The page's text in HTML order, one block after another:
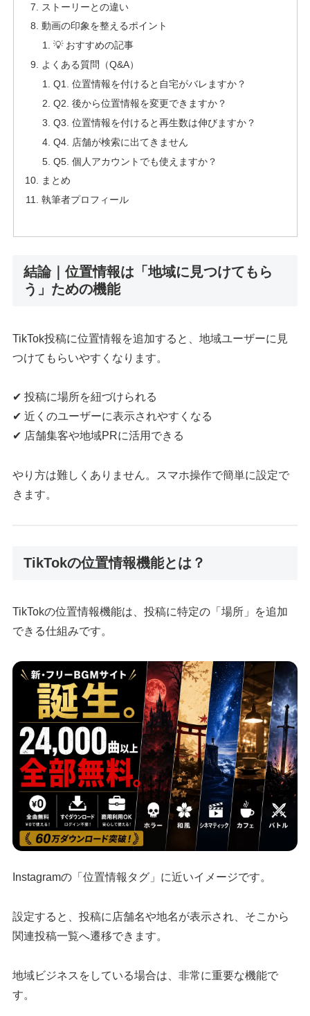
ストーリーとの違い
動画の印象を整えるポイント
💡 おすすめの記事
よくある質問（Q&A）
Q1. 位置情報を付けると自宅がバレますか？
Q2. 後から位置情報を変更できますか？
Q3. 位置情報を付けると再生数は伸びますか？
Q4. 店舗が検索に出てきません
Q5. 個人アカウントでも使えますか？
まとめ
執筆者プロフィール
結論｜位置情報は「地域に見つけてもら
う」ための機能
TikTok投稿に位置情報を追加すると、地域ユーザーに見
つけてもらいやすくなります。
✔ 投稿に場所を紐づけられる
✔ 近くのユーザーに表示されやすくなる
✔ 店舗集客や地域PRに活用できる
やり方は難しくありません。スマホ操作で簡単に設定で
きます。
TikTokの位置情報機能とは？
TikTokの位置情報機能は、投稿に特定の「場所」を追加
できる仕組みです。
Instagramの「位置情報タグ」に近いイメージです。
設定すると、投稿に店舗名や地名が表示され、そこから
関連投稿一覧へ遷移できます。
地域ビジネスをしている場合は、非常に重要な機能で
す。